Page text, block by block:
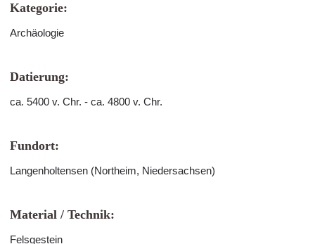
Kategorie:
Archäologie
Datierung:
ca. 5400 v. Chr. - ca. 4800 v. Chr.
Fundort:
Langenholtensen (Northeim, Niedersachsen)
Material / Technik:
Felsgestein